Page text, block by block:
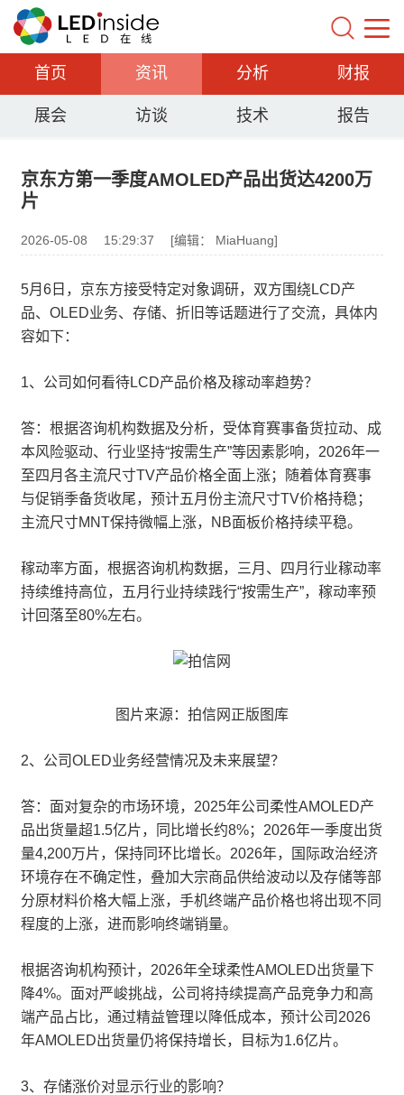
首页 资讯 分析 财报
展会 访谈 技术 报告
京东方第一季度AMOLED产品出货达4200万
片
2026-05-08 15:29:37 [编辑： MiaHuang]
5月6日，京东方接受特定对象调研，双方围绕LCD产
品、OLED业务、存储、折旧等话题进行了交流，具体内
容如下：
1、公司如何看待LCD产品价格及稼动率趋势？
答：根据咨询机构数据及分析，受体育赛事备货拉动、成
本风险驱动、行业坚持“按需生产”等因素影响，2026年一
至四月各主流尺寸TV产品价格全面上涨；随着体育赛事
与促销季备货收尾，预计五月份主流尺寸TV价格持稳；
主流尺寸MNT保持微幅上涨，NB面板价格持续平稳。
稼动率方面，根据咨询机构数据，三月、四月行业稼动率
持续维持高位，五月行业持续践行“按需生产”，稼动率预
计回落至80%左右。
图片来源：拍信网正版图库
2、公司OLED业务经营情况及未来展望？
答：面对复杂的市场环境，2025年公司柔性AMOLED产
品出货量超1.5亿片，同比增长约8%；2026年一季度出货
量4,200万片，保持同环比增长。2026年，国际政治经济
环境存在不确定性，叠加大宗商品供给波动以及存储等部
分原材料价格大幅上涨，手机终端产品价格也将出现不同
程度的上涨，进而影响终端销量。
根据咨询机构预计，2026年全球柔性AMOLED出货量下
降4%。面对严峻挑战，公司将持续提高产品竞争力和高
端产品占比，通过精益管理以降低成本，预计公司2026
年AMOLED出货量仍将保持增长，目标为1.6亿片。
3、存储涨价对显示行业的影响？